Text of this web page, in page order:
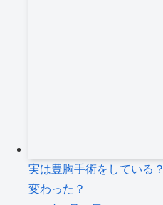
実は豊胸手術をしている
変わった？